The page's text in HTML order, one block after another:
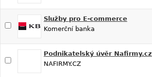
Služby pro E-commerce
Komerční banka
Podnikatelský úvěr Nafirmy.cz
NAFIRMY.CZ